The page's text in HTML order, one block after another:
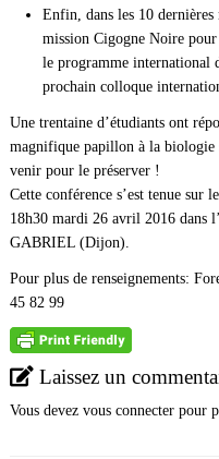
Enfin, dans les 10
mission Cigogne Noire
le programme international
prochain colloque
Une trentaine d’étudiants ont
magnifique papillon à la biologie
venir pour le préserver !
Cette conférence s’est tenue sur
18h30 mardi 26 avril 2016 dans
GABRIEL (Dijon).
Pour plus de renseignements:
45 82 99
Laissez un
Vous devez vous connecterpour